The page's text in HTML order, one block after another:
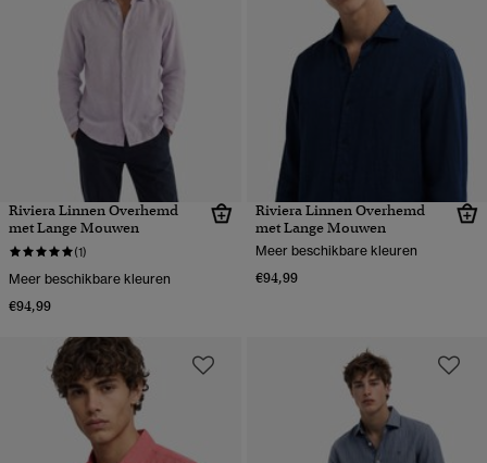
Riviera Linnen Overhemd
met Lange Mouwen
(1)
Meer beschikbare kleuren
€94,99
Riviera Linnen Overhemd
met Lange Mouwen
Meer beschikbare kleuren
€94,99